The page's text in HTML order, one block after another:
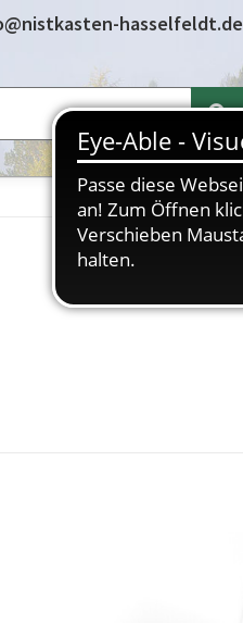
hasselfeldt.de
/ Ersatzteile Videos